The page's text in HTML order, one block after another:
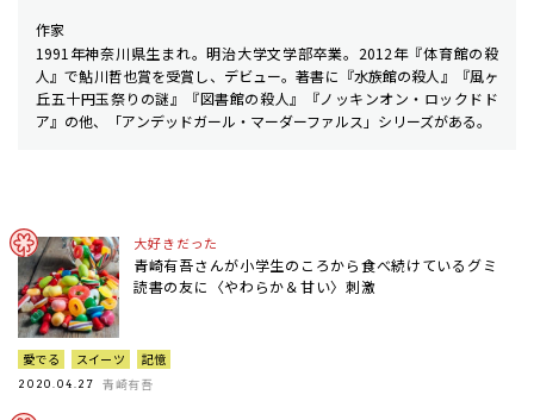
作家
1991年神奈川県生まれ。明治大学文学部卒業。2012年『体育館の殺
人』で鮎川哲也賞を受賞し、デビュー。著書に『水族館の殺人』『風ヶ
丘五十円玉祭りの謎』『図書館の殺人』『ノッキンオン・ロックドド
ア』の他、「アンデッドガール・マーダーファルス」シリーズがある。
大好きだった
青崎有吾さんが小学生のころから食べ続けているグミ
読書の友に〈やわらか＆甘い〉刺激
愛でる スイーツ 記憶
2020.04.27 青崎有吾